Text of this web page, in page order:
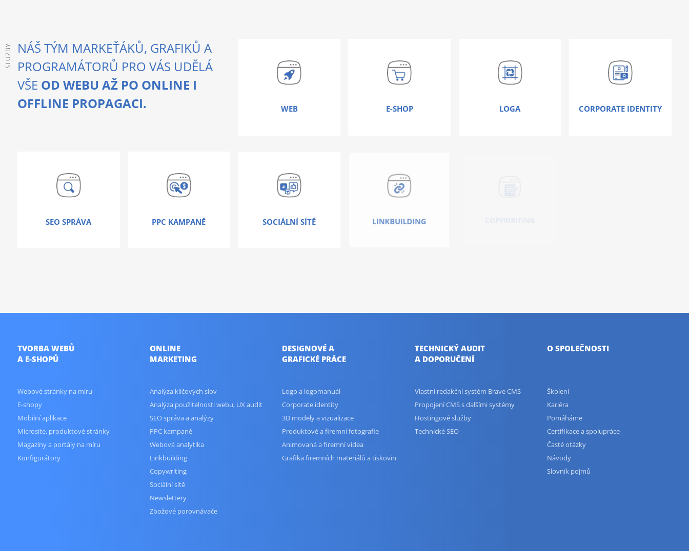
SLUZBY NÁŠ TÝM MARKEŤÁKŮ, GRAFIKŮ A
PROGRAMÁTORŮ PRO VÁS UDĚLÁ
VŠE OD WEBU AŽ PO ONLINE I
OFFLINE PROPAGACI.
WEB E-SHOP LOGA CORPORATE IDENTITY
SEO SPRÁVA PPC KAMPANĚ SOCIÁLNÍ SÍTĚ LINKBUILDING
TVORBA WEBŮ
A E-SHOPŮ
Webové stránky na míru
E-shopy
Mobilní aplikace
Microsite, produktové stránky
Magazíny a portály na míru
Konfigurátory
ONLINE
MARKETING
Analýza klíčových slov
Analýza použitelnosti webu, UX audit
SEO správa a analýzy
PPC kampaně
Webová analytika
Linkbuilding
Copywriting
Sociální sítě
Newslettery
Zbožové porovnávače
DESIGNOVÉ A
GRAFICKÉ PRÁCE
Logo a logomanuál
Corporate identity
3D modely a vizualizace
Produktové a firemní fotografie
Animovaná a firemní videa
Grafika firemních materiálů a tiskovin
TECHNICKÝ AUDIT
A DOPORUČENÍ
Vlastní redakční systém Brave CMS
Propojení CMS s dalšími systémy
Hostingové služby
Technické SEO
O SPOLEČNOSTI
Školení
Kariéra
Pomáháme
Certifikace a spolupráce
Časté otázky
Návody
Slovník pojmů